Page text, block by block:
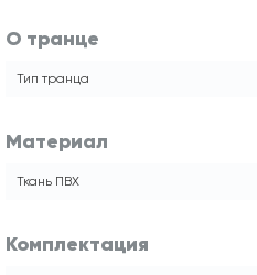
О транце
Тип транца
Материал
Ткань ПВХ
Комплектация